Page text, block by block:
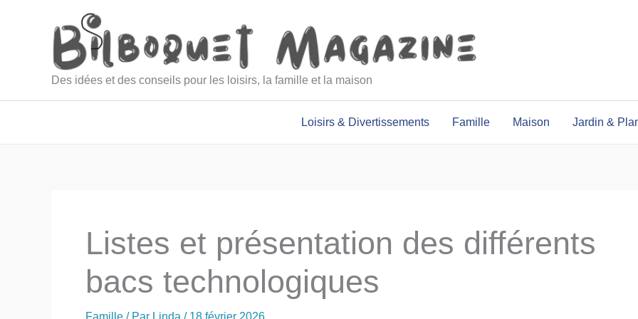
Des idées et des conseils pour les loisirs, la famille et la maison
Loisirs & Divertissements Famille Maison Jardin &
Listes et présentation des différents
bacs technologiques
Famille / Par Linda / 18 février 2026